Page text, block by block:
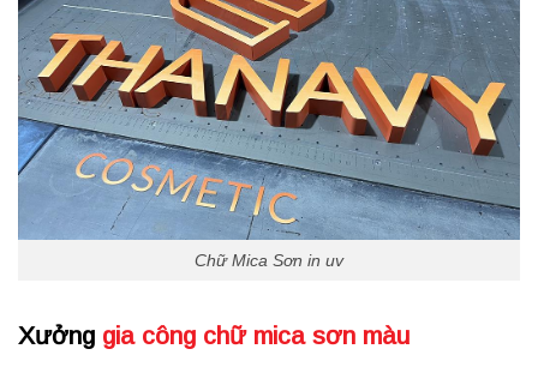
Chữ Mica Sơn in uv
Xưởng gia công chữ mica sơn màu